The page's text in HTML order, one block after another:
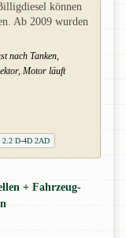
können
Ab 2009 wurden
nach Tanken,
Motor läuft
2.2 D-4D 2AD
+ Fahrzeug-